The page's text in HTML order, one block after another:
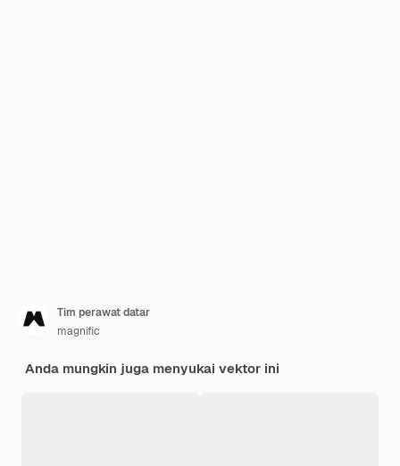
Tim perawat datar
magnific
Anda mungkin juga menyukai vektor ini